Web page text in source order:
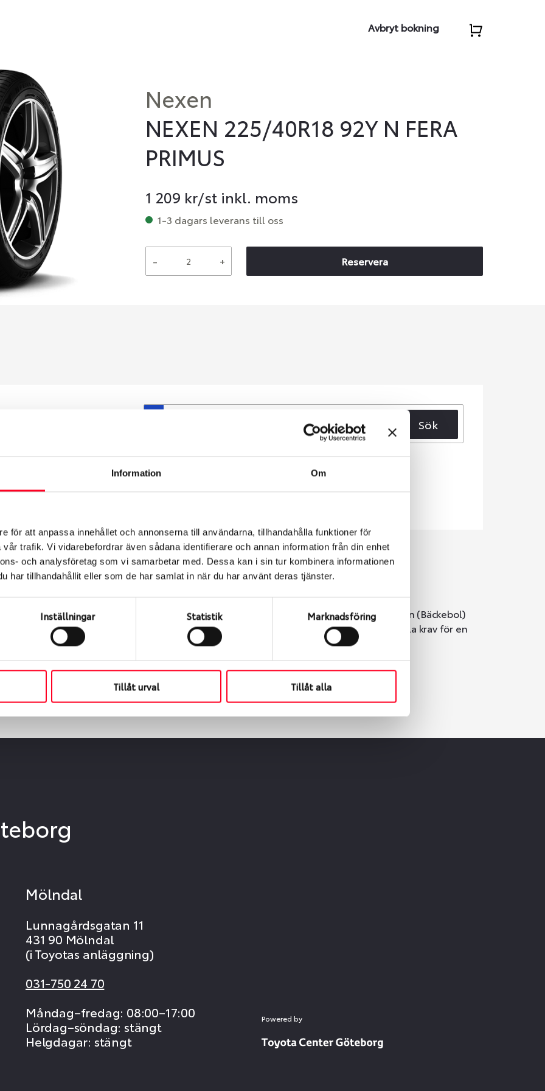
Information Om
för att anpassa innehållet och annonserna till användarna, tillhandahålla funktioner för
trafik. Vi vidarebefordrar även sådana identifierare och annan information från din enhet
och analysföretag som vi samarbetar med. Dessa kan i sin tur kombinera informationen
har tillhandahållit eller som de har samlat in när du har använt deras tjänster.
Inställningar Statistik Marknadsföring
Tillåt urval Tillåt alla
Avbryt bokning
Nexen
NEXEN 225/40R18 92Y N FERA
PRIMUS
1 209 kr/st inkl. moms
1-3 dagars leverans till oss
- + Reservera
däck du valt passar din
på dina befintliga
och fälg har samma
under årens lopp och inte
fabrik.
Sök
levereras de direkt till någon av våra däckverkstäder i Göteborg. Välj mellan Hisingen (Bäckebol)
tid för upphämtning eller service. När vi byter dina däck ser vi till att de uppfyller alla krav för en
Mölndal
Lunnagårdsgatan 11
431 90 Mölndal
(i Toyotas anläggning)
031-750 24 70
Måndag–fredag: 08:00–17:00
Lördag–söndag: stängt
Helgdagar: stängt
Powered by